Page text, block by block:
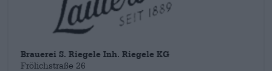
Brauerei S. Riegele Inh. Riegele KG
Frölichstraße 26